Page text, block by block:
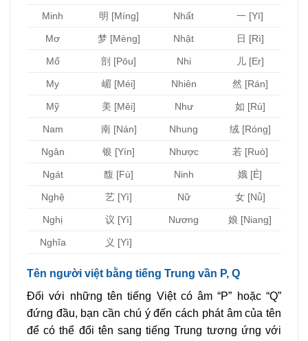
Minh 明 [Míng] Nhất 一 [Yī]
Mơ 梦 [Mèng] Nhật 日 [Rì]
Mổ 剖 [Pōu] Nhi 儿 [Er]
My 嵋 [Méi] Nhiên 然 [Rán]
Mỹ 美 [Měi] Như 如 [Rú]
Nam 南 [Nán] Nhung 绒 [Róng]
Ngân 银 [Yín] Nhược 若 [Ruò]
Ngát 馥 [Fù] Ninh 娥 [É]
Nghệ 艺 [Yì] Nữ 女 [Nǚ]
Nghị 议 [Yì] Nương 娘 [Niang]
Nghĩa 义 [Yì]
Tên người việt bằng tiếng Trung vần P, Q
Đối với những tên tiếng Việt có âm “P” hoặc “Q”
đứng đầu, bạn cần chú ý đến cách phát âm của tên
để có thể đổi tên sang tiếng Trung tương ứng với